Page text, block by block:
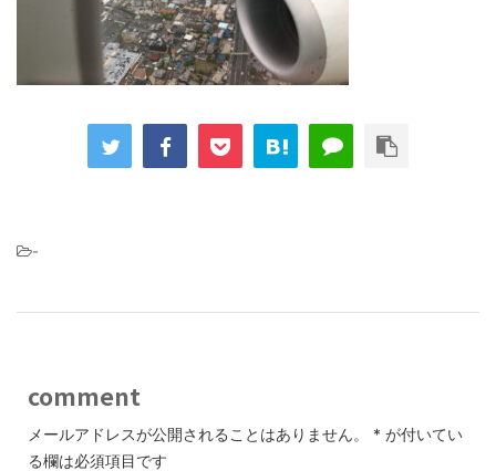
-
comment
メールアドレスが公開されることはありません。 * が付いてい
る欄は必須項目です